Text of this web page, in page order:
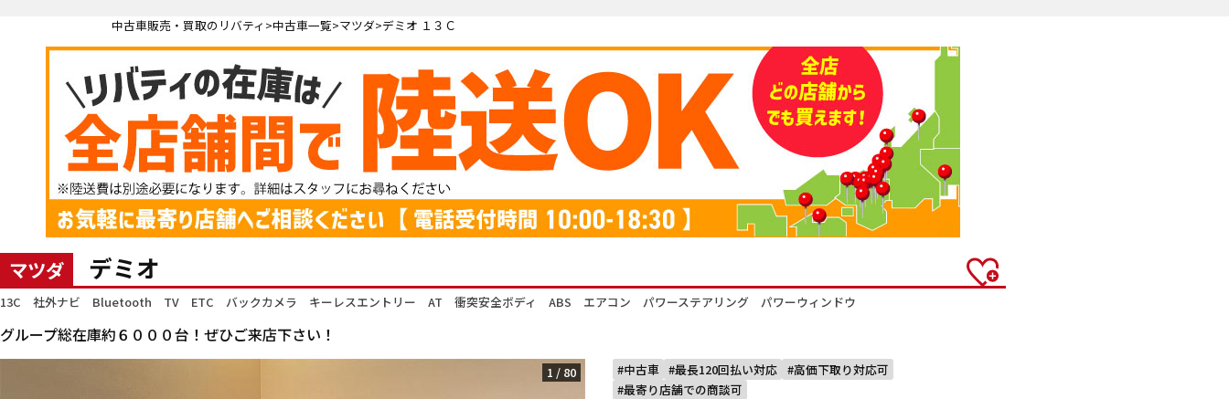
中古車販売・買取のリバティ 中古車一覧 マツダ デミオ １３Ｃ
マツダ デミオ
13C 社外ナビ Bluetooth TV ETC バックカメラ キーレスエントリー AT 衝突安全ボディ ABS エアコン パワーステアリング パワーウィンドウ
グループ総在庫約６０００台！ぜひご来店下さい！
1 / 80 中古車 最長120回払い対応
高価下取り対応可
最寄り店舗での商談可